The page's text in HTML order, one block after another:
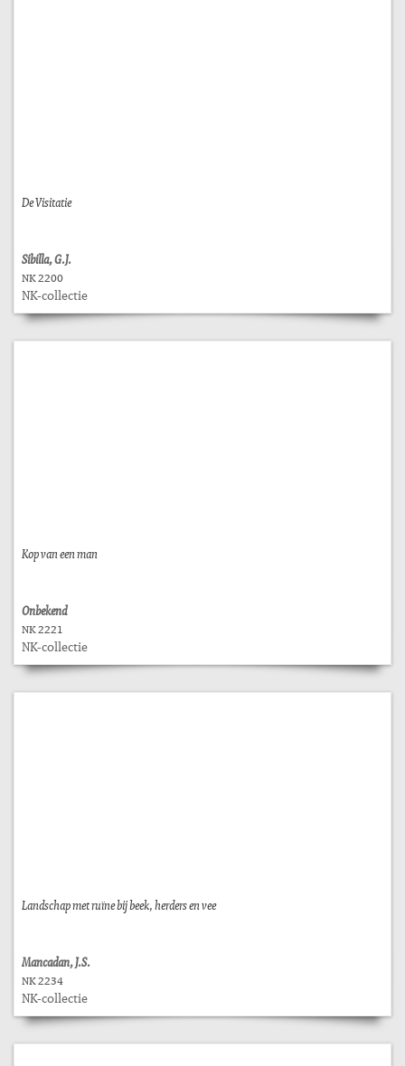
De Visitatie
Sibilla, G.J.
NK 2200
NK-collectie
Kop van een man
Onbekend
NK 2221
NK-collectie
Landschap met ruïne bij beek, herders en vee
Mancadan, J.S.
NK 2234
NK-collectie